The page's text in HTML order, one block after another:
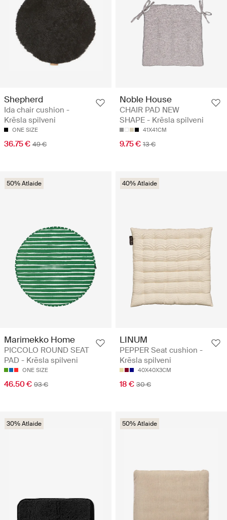
Shepherd
Ida chair cushion -
Krēsla spilveni
ONE SIZE
36.75 € 49 €
Noble House
CHAIR PAD NEW
SHAPE - Krēsla spilveni
41X41CM
9.75 € 13 €
50% Atlaide
Marimekko Home
PICCOLO ROUND SEAT
PAD - Krēsla spilveni
ONE SIZE
46.50 € 93 €
40% Atlaide
LINUM
PEPPER Seat cushion -
Krēsla spilveni
40X40X3CM
18 € 30 €
30% Atlaide 50% Atlaide